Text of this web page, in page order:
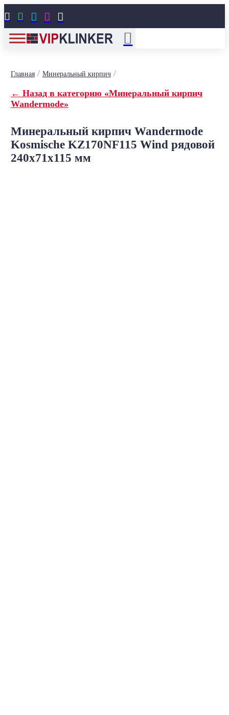
    
Главная/ Минеральный кирпич/
← Назад в категорию «Минеральный кирпич
Wandermode»
Минеральный кирпич Wandermode
Kosmische KZ170NF115 Wind рядовой
240x71x115 мм